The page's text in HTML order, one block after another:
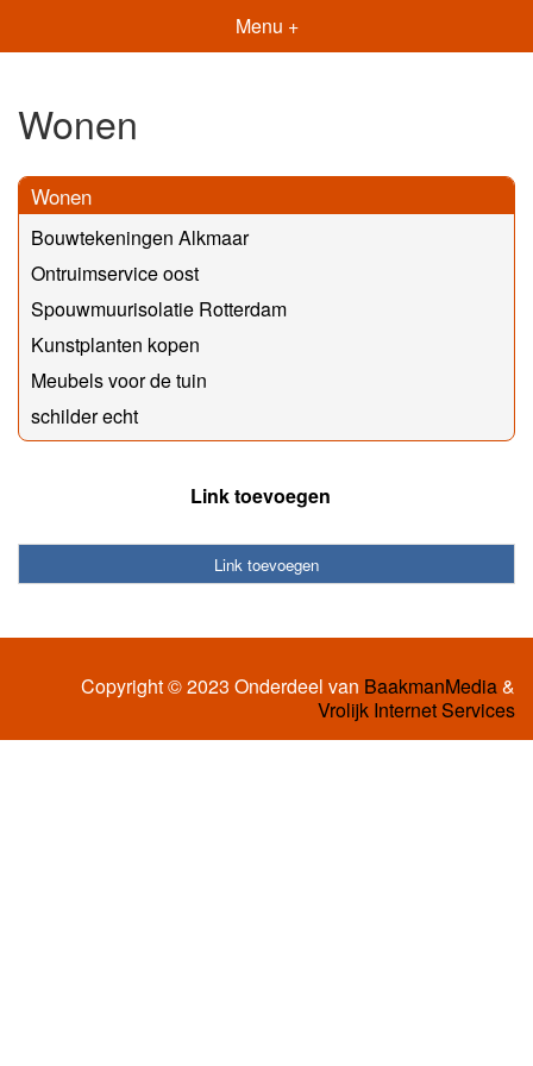
Menu +
Wonen
Wonen
Bouwtekeningen Alkmaar
Ontruimservice oost
Spouwmuurisolatie Rotterdam
Kunstplanten kopen
Meubels voor de tuin
schilder echt
Link toevoegen
Link toevoegen
Copyright © 2023 Onderdeel van BaakmanMedia&
Vrolijk Internet Services